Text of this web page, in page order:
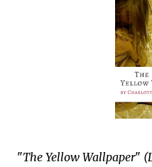
que Thomas connaissait et
ne connaissait pas, habitée par la
une ville pleine de mystères et de
"The Yellow Wallpaper"